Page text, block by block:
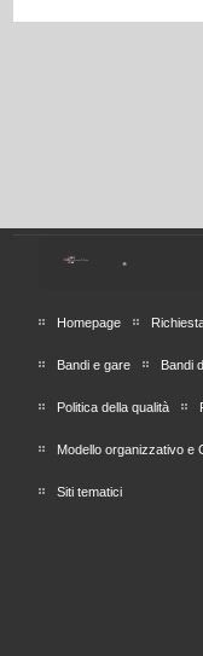
Homepage
Bandi e gare Bandi
Politica della qualità
Modello organizzativo e
Siti tematici